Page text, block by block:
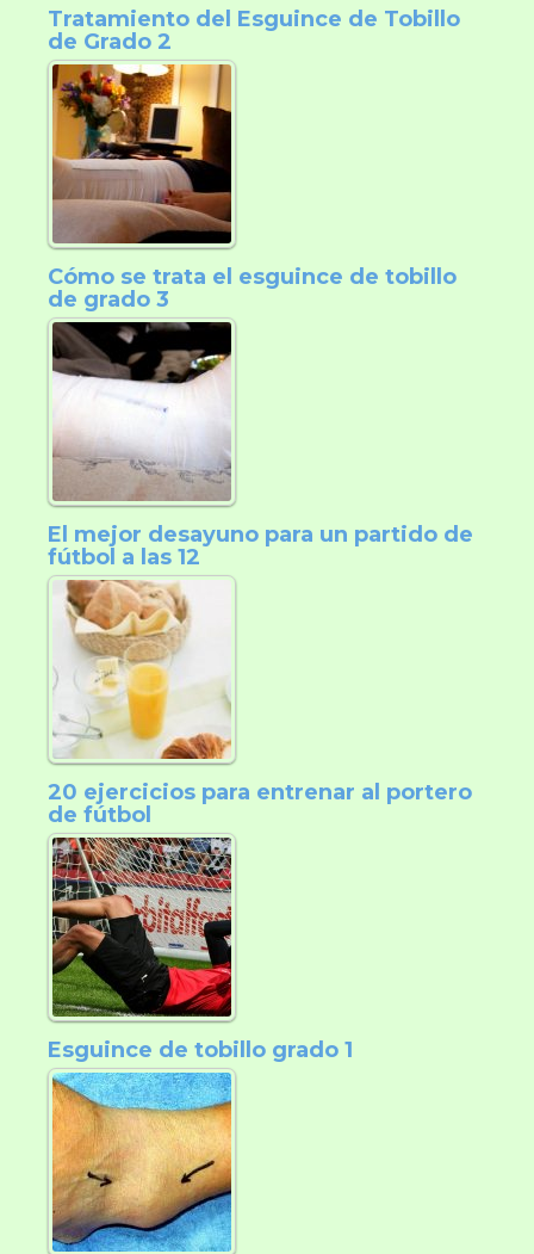
Tratamiento del Esguince de Tobillo
de Grado 2
Cómo se trata el esguince de tobillo
de grado 3
El mejor desayuno para un partido de
fútbol a las 12
20 ejercicios para entrenar al portero
de fútbol
Esguince de tobillo grado 1